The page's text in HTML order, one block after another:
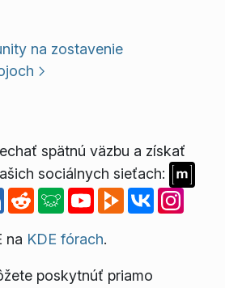
na zostavenie
spätnú väzbu a získať
sociálnych sieťach:
na KDE fórach.
poskytnúť priamo